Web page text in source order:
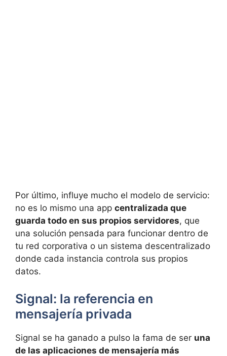
Por último, influye mucho el modelo de servicio:
no es lo mismo una app centralizada que
guarda todo en sus propios servidores, que
una solución pensada para funcionar dentro de
tu red corporativa o un sistema descentralizado
donde cada instancia controla sus propios
datos.
Signal: la referencia en
mensajería privada
Signal se ha ganado a pulso la fama de ser una
de las aplicaciones de mensajería más